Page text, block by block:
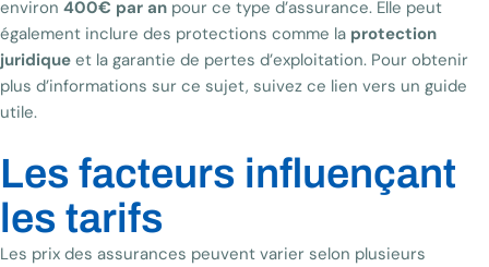
environ 400€ par an pour ce type d’assurance. Elle peut
également inclure des protections comme la protection
juridique et la garantie de pertes d’exploitation. Pour obtenir
plus d’informations sur ce sujet, suivez ce lien vers un guide
utile.
Les facteurs influençant
les tarifs
Les prix des assurances peuvent varier selon plusieurs